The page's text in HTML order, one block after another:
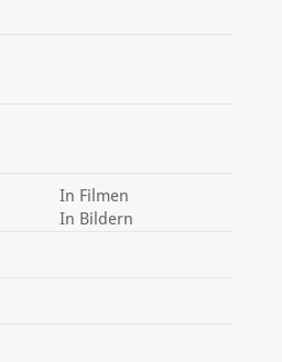
In Filmen
In Bildern